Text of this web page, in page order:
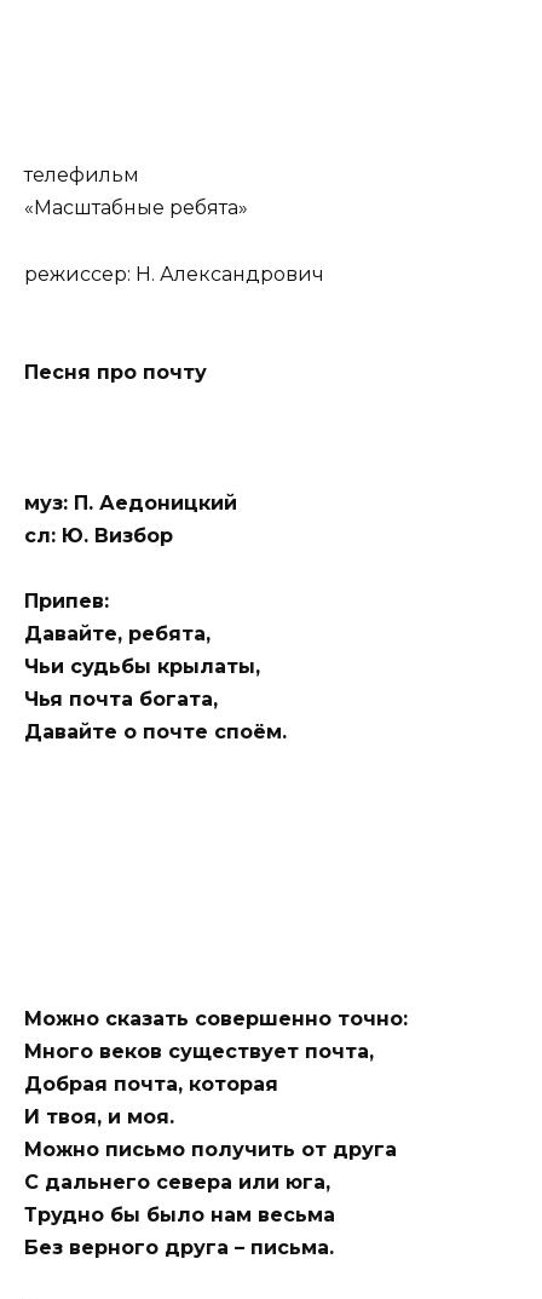
телефильм
«Масштабные ребята»
режиссер: Н. Александрович
Песня про почту
муз: П. Аедоницкий
сл: Ю. Визбор
Припев:
Давайте, ребята,
Чьи судьбы крылаты,
Чья почта богата,
Давайте о почте споём.
Можно сказать совершенно точно:
Много веков существует почта,
Добрая почта, которая
И твоя, и моя.
Можно письмо получить от друга
С дальнего севера или юга,
Трудно бы было нам весьма
Без верного друга – письма.